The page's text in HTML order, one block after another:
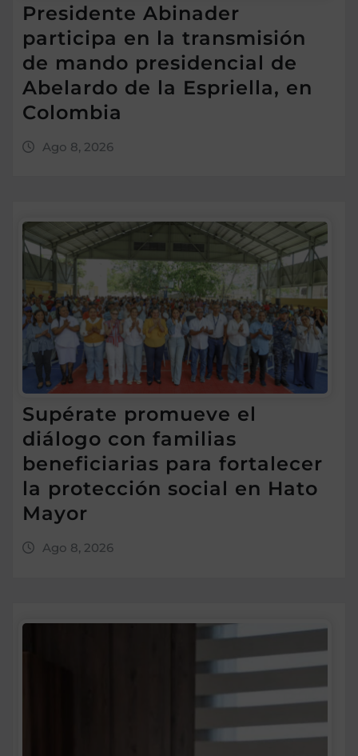
Presidente Abinader
participa en la transmisión
de mando presidencial de
Abelardo de la Espriella, en
Colombia
Ago 8, 2026
Supérate promueve el
diálogo con familias
beneficiarias para fortalecer
la protección social en Hato
Mayor
Ago 8, 2026